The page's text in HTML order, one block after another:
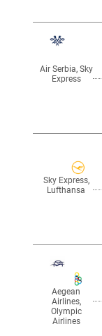
Air Serbia, Sky
Express
Sky Express,
Lufthansa
Aegean
Airlines,
Olympic
Airlines